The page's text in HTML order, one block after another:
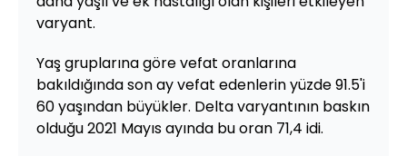
varyant.
Yaş gruplarına göre vefat oranlarına
bakıldığında son ay vefat edenlerin yüzde 91.5'i
60 yaşından büyükler. Delta varyantının baskın
olduğu 2021 Mayıs ayında bu oran 71,4 idi.